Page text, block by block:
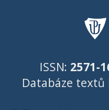
ISSN: 2571-
Databáze textů